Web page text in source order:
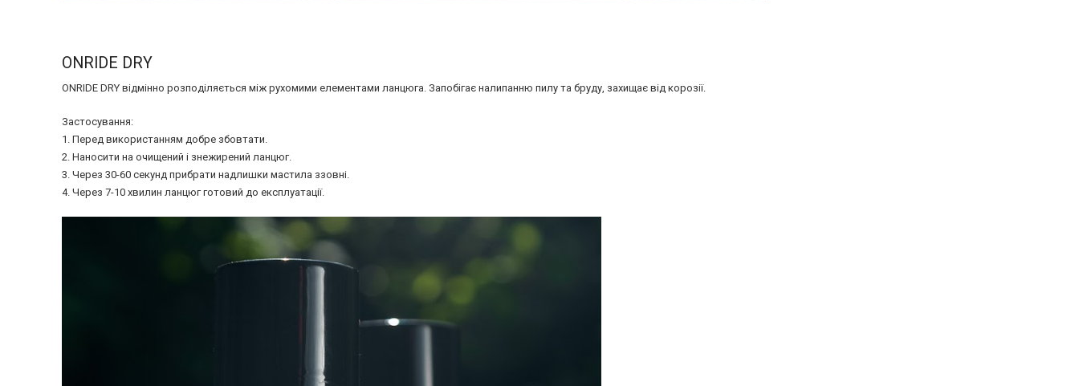
ONRIDE DRY
ONRIDE DRY відмінно розподіляється між рухомими елементами ланцюга. Запобігає налипанню пилу та бруду, захищає від корозії.
Застосування:
1. Перед використанням добре збовтати.
2. Наносити на очищений і знежирений ланцюг.
3. Через 30-60 секунд прибрати надлишки мастила ззовні.
4. Через 7-10 хвилин ланцюг готовий до експлуатації.